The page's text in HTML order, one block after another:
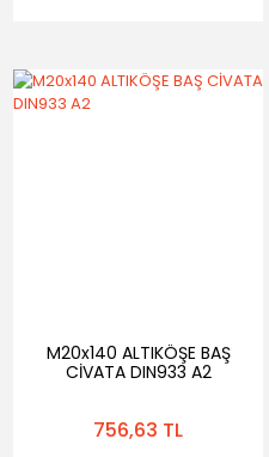
M20x140 ALTIKÖŞE BAŞ
CİVATA DIN933 A2
756,63 TL